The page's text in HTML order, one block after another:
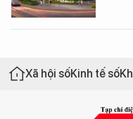
Xã hội sốKinh tế số